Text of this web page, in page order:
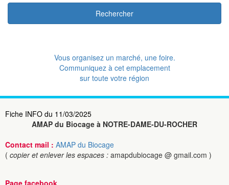
Rechercher
Vous organisez un marché, une foire.
Communiquez à cet emplacement
sur toute votre région
Fiche INFO du 11/03/2025
AMAP du Biocage à NOTRE-DAME-DU-ROCHER
Contact mail : AMAP du Biocage
( copier et enlever les espaces : amapdubiocage @ gmail.com )
Page facebook